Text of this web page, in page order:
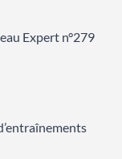
Expert n°279